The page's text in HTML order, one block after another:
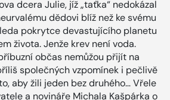
dcera Julie, jíž „taťka“ nedokázal
dědovi blíž než ke svému
pokrytce devastujícího planetu
života. Jenže krev není voda.
občas nemůžou přijít na
společných vzpomínek i pečlivě
aby žili jeden bez druhého… Vřele
a novináře Michala Kašpárka o